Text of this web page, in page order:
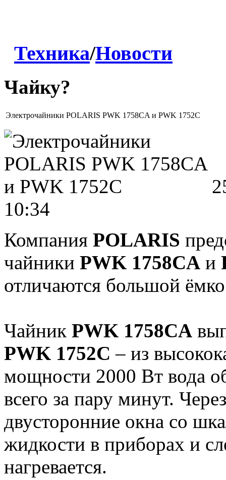
Техника/Новости
Чайку?
Электрочайники POLARIS PWK 1758CA и PWK 1752C
10:34
Компания POLARIS
чайники PWK 1758CA и
отличаются большой
Чайник PWK 1758CA
PWK 1752C – из
мощности 2000 Вт вода
всего за пару минут.
двусторонние окна со
жидкости в приборах и
нагревается.